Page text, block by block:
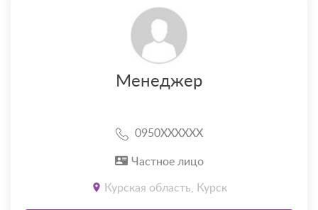
Менеджер
0950XXXXXX
Частное лицо
Курская область, Курск